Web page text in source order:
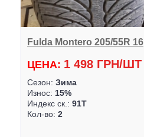
Fulda Montero 205/55R 16
ЦЕНА: 1 498 ГРН/ШТ
Сезон: Зима
Износ: 15%
Индекс ск.: 91T
Кол-во: 2